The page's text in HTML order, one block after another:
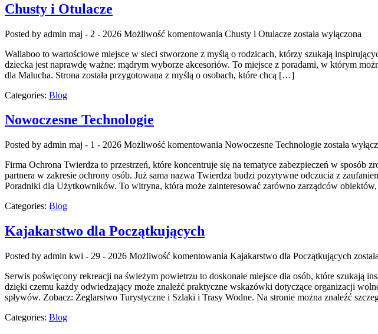
Chusty i Otulacze
Posted by admin maj - 2 - 2026 Możliwość komentowania Chusty i Otulacze została wyłączona
Wallaboo to wartościowe miejsce w sieci stworzone z myślą o rodzicach, którzy szukają
dziecka jest naprawdę ważne: mądrym wyborze akcesoriów. To miejsce z poradami, w którym
dla Malucha. Strona została przygotowana z myślą o osobach, które chcą […]
Categories: Blog
Nowoczesne Technologie
Posted by admin maj - 1 - 2026 Możliwość komentowania Nowoczesne Technologie została
Firma Ochrona Twierdza to przestrzeń, które koncentruje się na tematyce zabezpieczeń w sposób
partnera w zakresie ochrony osób. Już sama nazwa Twierdza budzi pozytywne odczucia z
Poradniki dla Użytkowników. To witryna, która może zainteresować zarówno zarządców
Categories: Blog
Kajakarstwo dla Początkujących
Posted by admin kwi - 29 - 2026 Możliwość komentowania Kajakarstwo dla Początkujących
Serwis poświęcony rekreacji na świeżym powietrzu to doskonałe miejsce dla osób, które szukają
dzięki czemu każdy odwiedzający może znaleźć praktyczne wskazówki dotyczące organizacji
spływów. Zobacz: Żeglarstwo Turystyczne i Szlaki i Trasy Wodne. Na stronie można znaleźć
Categories: Blog